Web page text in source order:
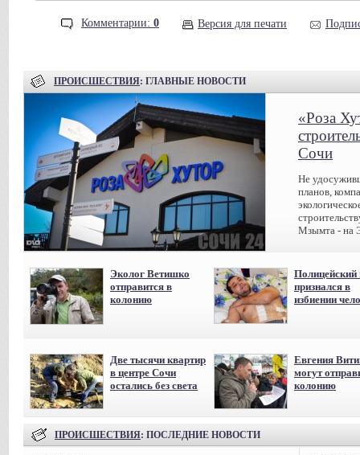
Комментарии: 0 Версия для печати
ПРОИСШЕСТВИЯ: ГЛАВНЫЕ НОВОСТИ
«Роза
Сочи
Не
планов,
Мзымта - на
Эколог Ветишко
отправится в
колонию
Полицейский
признался в
избиении
Две тысячи квартир
в центре Сочи
остались без света
Евгения
могут
колонию
ПРОИСШЕСТВИЯ: ПОСЛЕДНИЕ НОВОСТИ